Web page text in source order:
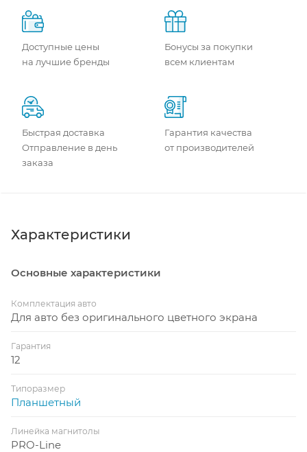
Доступные цены
на лучшие бренды
Бонусы за покупки
всем клиентам
Быстрая доставка
Отправление в день
заказа
Гарантия качества
от производителей
Характеристики
Основные характеристики
Комплектация авто
Для авто без оригинального цветного экрана
Гарантия
12
Типоразмер
Планшетный
Линейка магнитолы
PRO-Line